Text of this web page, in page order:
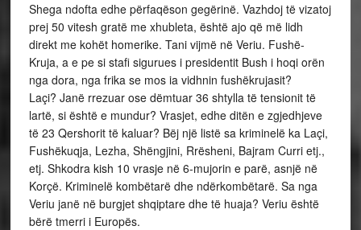
Shega ndofta edhe përfaqëson gegërinë. Vazhdoj të vizatoj
prej 50 vitesh gratë me xhubleta, është ajo që më lidh
direkt me kohët homerike. Tani vijmë në Veriu. Fushë-
Kruja, a e pe si stafi sigurues i presidentit Bush i hoqi orën
nga dora, nga frika se mos ia vidhnin fushëkrujasit?
Laçi? Janë rrezuar ose dëmtuar 36 shtylla të tensionit të
lartë, si është e mundur? Vrasjet, edhe ditën e zgjedhjeve
të 23 Qershorit të kaluar? Bëj një listë sa kriminelë ka Laçi,
Fushëkuqja, Lezha, Shëngjini, Rrësheni, Bajram Curri etj.,
etj. Shkodra kish 10 vrasje në 6-mujorin e parë, asnjë në
Korçë. Kriminelë kombëtarë dhe ndërkombëtarë. Sa nga
Veriu janë në burgjet shqiptare dhe të huaja? Veriu është
bërë tmerri i Europës.